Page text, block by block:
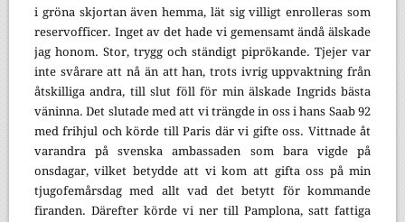
i gröna skjortan även hemma, lät sig villigt enrolleras som
reservofficer. Inget av det hade vi gemensamt ändå älskade
jag honom. Stor, trygg och ständigt piprökande. Tjejer var
inte svårare att nå än att han, trots ivrig uppvaktning från
åtskilliga andra, till slut föll för min älskade Ingrids bästa
väninna. Det slutade med att vi trängde in oss i hans Saab 92
med frihjul och körde till Paris där vi gifte oss. Vittnade åt
varandra på svenska ambassaden som bara vigde på
onsdagar, vilket betydde att vi kom att gifta oss på min
tjugofemårsdag med allt vad det betytt för kommande
firanden. Därefter körde vi ner till Pamplona, satt fattiga